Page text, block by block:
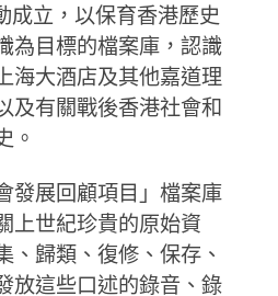
成立，以保育香港歷史
為目標的檔案庫，認識
海大酒店及其他嘉道理
及有關戰後香港社會和
。
發展回顧項目」檔案庫
上世紀珍貴的原始資
、歸類、復修、保存、
放這些口述的錄音、錄